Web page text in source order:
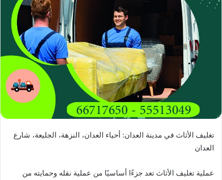
تغليف الأثاث في مدينة العدان: أحياء العدان، النزهة، الجليعة، شارع
العدان
عملية تغليف الأثاث تعد جزءًا أساسيًا من عملية نقله وحمايته من